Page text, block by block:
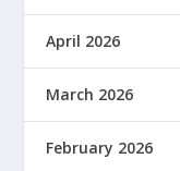
April 2026
March 2026
February 2026